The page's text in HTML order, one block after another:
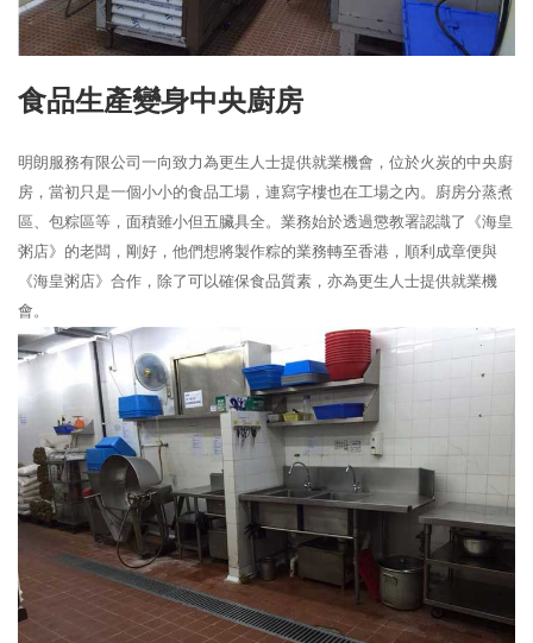
食品生產變身中央廚房
明朗服務有限公司一向致力為更生人士提供就業機會，位於火炭的中央廚
房，當初只是一個小小的食品工場，連寫字樓也在工場之內。廚房分蒸煮
區、包粽區等，面積雖小但五臟具全。業務始於透過懲教署認識了《海皇
粥店》的老闆，剛好，他們想將製作粽的業務轉至香港，順利成章便與
《海皇粥店》合作，除了可以確保食品質素，亦為更生人士提供就業機
會。